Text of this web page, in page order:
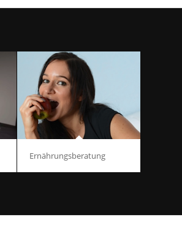
Ernährungsberatung